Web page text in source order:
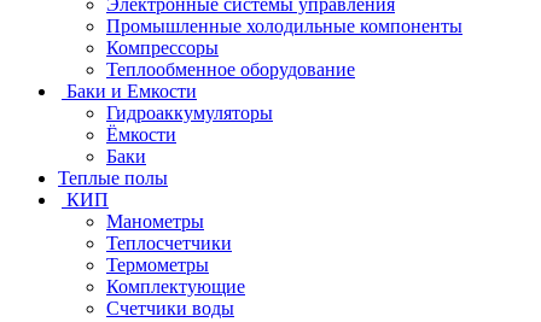
Электронные системы управления
Промышленные холодильные компоненты
Компрессоры
Теплообменное оборудование
Баки и Емкости
Гидроаккумуляторы
Ёмкости
Баки
Теплые полы
КИП
Манометры
Теплосчетчики
Термометры
Комплектующие
Счетчики воды